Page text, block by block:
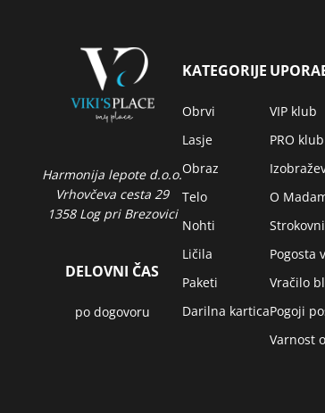
Harmonija lepote d.o.o.
Vrhovčeva cesta 29
1358 Log pri Brezovici
DELOVNI ČAS
po dogovoru
KATEGORIJE
Obrvi
Lasje
Obraz
Telo
Nohti
Ličila
Paketi
Darilna kartica
VIP klub
PRO klub
O
Pogosta
Vračilo
Pogoji
Varnost